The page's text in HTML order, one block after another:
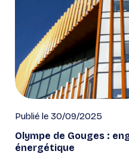
Publié le 30/09/2025
Olympe de Gouges :
énergétique